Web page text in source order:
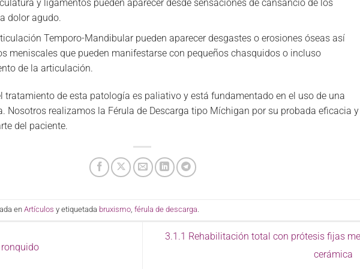
y ligamentos pueden aparecer desde sensaciones de cansancio de los
dolor agudo.
Temporo-Mandibular pueden aparecer desgastes o erosiones óseas así
meniscales que pueden manifestarse con pequeños chasquidos o incluso
de la articulación.
tratamiento de esta patología es paliativo y está fundamentado en el uso de una
Nosotros realizamos la Férula de Descarga tipo Míchigan por su probada eficacia y
del paciente.
enArtículos y etiquetada bruxismo,férula de descarga.
3.1.1 Rehabilitación total con prótesis fijas
cerámica